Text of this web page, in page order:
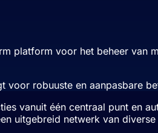
platform voor het beheer
robuuste en aanpasbare
vanuit één centraal punt en
uitgebreid netwerk van